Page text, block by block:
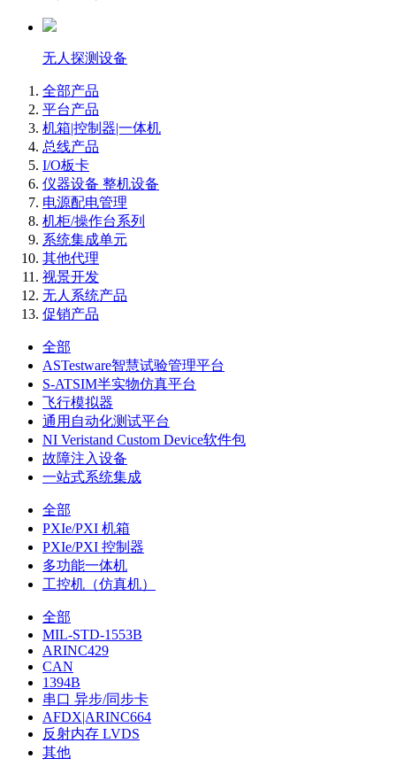
无人探测设备
全部产品
平台产品
机箱|控制器|一体机
总线产品
I/O板卡
仪器设备 整机设备
电源配电管理
机柜/操作台系列
系统集成单元
其他代理
视景开发
无人系统产品
促销产品
全部
ASTestware智慧试验管理平台
S-ATSIM半实物仿真平台
飞行模拟器
通用自动化测试平台
NI Veristand Custom Device软件包
故障注入设备
一站式系统集成
全部
PXIe/PXI 机箱
PXIe/PXI 控制器
多功能一体机
工控机（仿真机）
全部
MIL-STD-1553B
ARINC429
CAN
1394B
串口 异步/同步卡
AFDX|ARINC664
反射内存 LVDS
其他